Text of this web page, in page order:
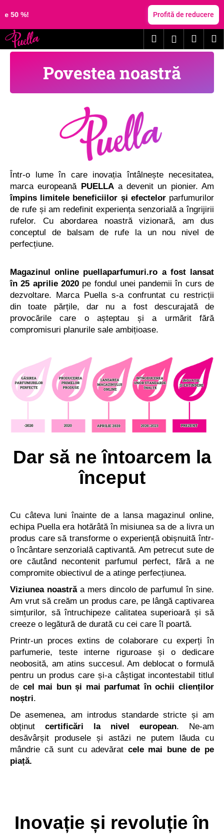
Profită de reducere
Căutare Coş
Povestea noastră
Într-o lume în care inovația întâlnește necesitatea,
marca europeană PUELLAa devenit un pionier. Am
împins limitele beneficiilor și efectelorparfumurilor
de rufe și am redefinit experiența senzorială a îngrijirii
rufelor. Cu abordarea noastră vizionară, am dus
conceptul de balsam de rufe la un nou nivel de
perfecțiune.
Magazinul online puellaparfumuri.ro a fost lansat
în 25 aprilie 2020pe fondul unei pandemii în curs de
dezvoltare. Marca Puella s-a confruntat cu restricții
din toate părțile, dar nu a fost descurajată de
provocările care o așteptau și a urmărit fără
compromisuri planurile sale ambițioase.
Dar să ne întoarcem la
început
Cu câteva luni înainte de a lansa magazinul online,
echipa Puella era hotărâtă în misiunea sa de a livra un
produs care să transforme o experiență obișnuită într-
o încântare senzorială captivantă. Am petrecut sute de
ore căutând necontenit parfumul perfect, fără a ne
compromite obiectivul de a atinge perfecțiunea.
Viziunea noastrăa mers dincolo de parfumul în sine.
Am vrut să creăm un produs care, pe lângă captivarea
simțurilor, să întruchipeze calitatea superioară și să
creeze o legătură de durată cu cei care îl poartă.
Printr-un proces extins de colaborare cu experți în
parfumerie, teste interne riguroase și o dedicare
neobosită, am atins succesul. Am deblocat o formulă
pentru un produs care și-a câștigat incontestabil titlul
de cel mai bun și mai parfumat în ochii clienților
noștri.
De asemenea, am introdus standarde stricte și am
obținut certificări la nivel european. Ne-am
desăvârșit produsele și astăzi ne putem lăuda cu
mândrie că sunt cu adevărat cele mai bune de pe
piață.
Inovație și revoluție în
o
ş
C
ă
?
CĂUTARE
V
ă
r
e
c
o
m
ă
m